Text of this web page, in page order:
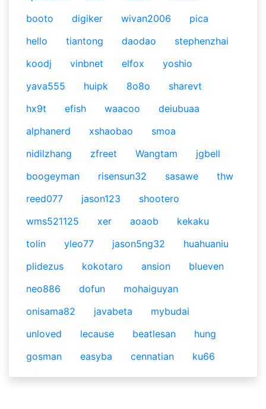
booto
digiker wivan2006
pica
hello
tiantong daodao
stephenzhai
koodj
vinbnet elfox
yoshio
yava555
huipk 8o8o
sharevt
hx9t
efish waacoo
deiubuaa
alphanerd
xshaobao
smoa
nidilzhang
zfreet Wangtam
jgbell
boogeyman
risensun32 sasawe
thw
reed077
jason123
shootero
wms521125
xer aoaob
kekaku
tolin
yleo77 jason5ng32
huahuaniu
plidezus
kokotaro ansion
blueven
neo886
dofun
mohaiguyan
onisama82
javabeta
mybudai
unloved
lecause beatlesan
hung
gosman
easyba cennatian ku66